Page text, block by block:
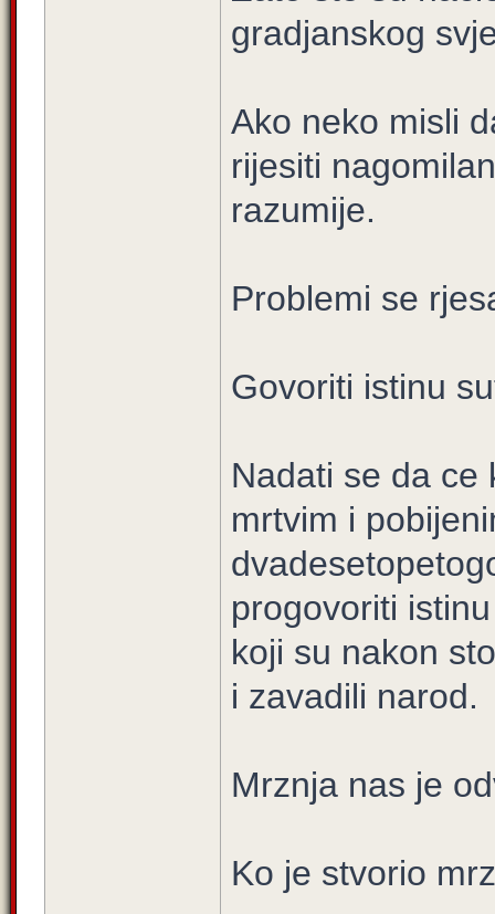
gradjanskog
Ako neko misli
rijesiti
razumije.
Problemi se
Govoriti istinu
Nadati se da ce
mrtvim i
progovoriti
koji su nakon
i zavadili narod.
Mrznja nas je
Ko je stvorio